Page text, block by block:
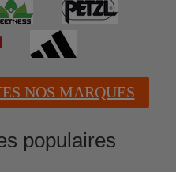
NOS MARQUES
populaires